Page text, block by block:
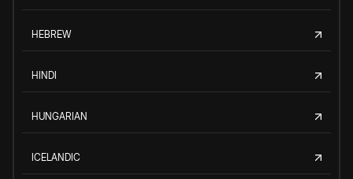
HEBREW
HINDI
HUNGARIAN
ICELANDIC